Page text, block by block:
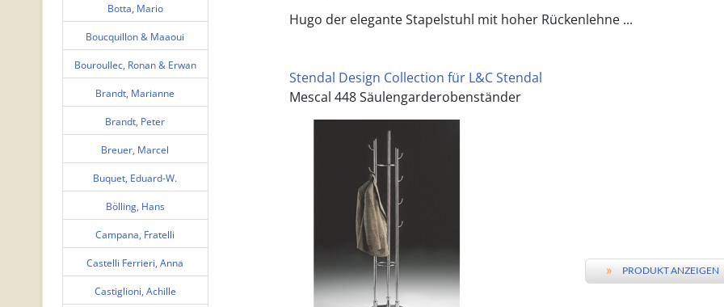
Botta, Mario
Boucquillon & Maaoui
Bouroullec, Ronan & Erwan
Brandt, Marianne
Brandt, Peter
Breuer, Marcel
Buquet, Eduard-W.
Bölling, Hans
Campana, Fratelli
Castelli Ferrieri, Anna
Castiglioni, Achille
Hugo der elegante Stapelstuhl mit hoher Rückenlehne ...
Stendal Design Collection für L&C Stendal
Mescal 448 Säulengarderobenständer
» PRODUKT ANZEIGEN